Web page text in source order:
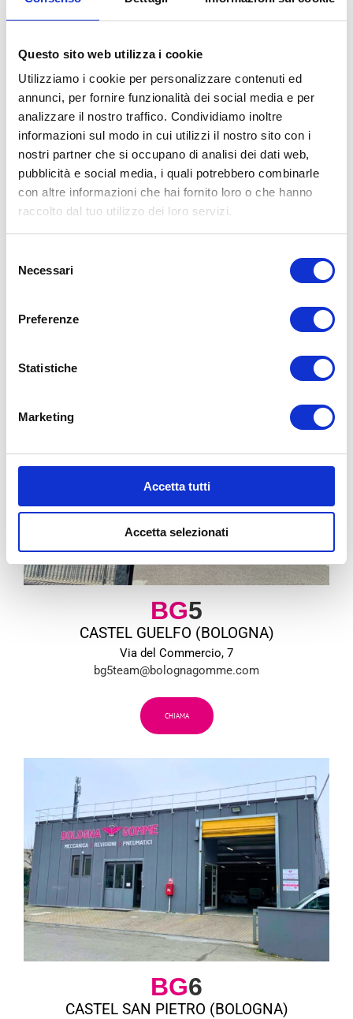
Questo sito web utilizza i cookie
Utilizziamo i cookie per personalizzare contenuti ed
annunci, per fornire funzionalità dei social media e per
analizzare il nostro traffico. Condividiamo inoltre
informazioni sul modo in cui utilizzi il nostro sito con i
nostri partner che si occupano di analisi dei dati web,
pubblicità e social media, i quali potrebbero combinarle
con altre informazioni che hai fornito loro o che hanno
raccolto dal tuo utilizzo dei loro servizi.
delNecessari
Preferenze
Statistiche
Marketing
Accetta tutti
Accetta selezionati
BG4
BG5
CASTEL GUELFO (BOLOGNA)
Via del Commercio, 7
bg5team@bolognagomme.com
CHIAMA
BG6
CASTEL SAN PIETRO (BOLOGNA)